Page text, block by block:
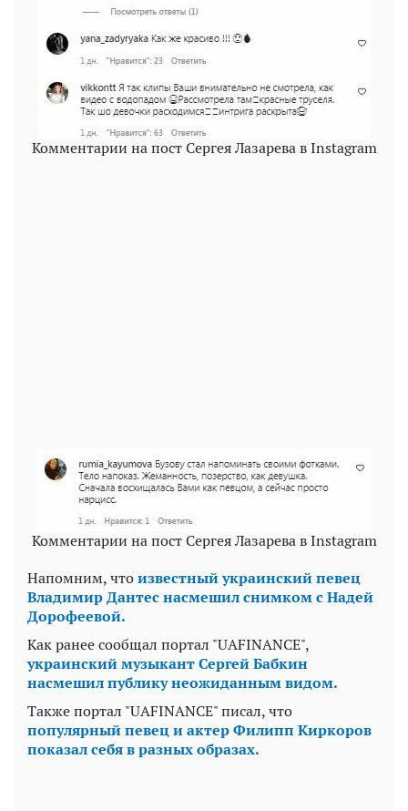
Комментарии на пост Сергея Лазарева в Instagram
Комментарии на пост Сергея Лазарева в Instagram
Напомним, чтоизвестный украинский певец
Владимир Дантес насмешил снимком с Надей
Дорофеевой.
Как ранее сообщал портал "UAFINANCE",
украинский музыкант Сергей Бабкин
насмешил публику неожиданным видом.
Также портал "UAFINANCE" писал, что
популярный певец и актер Филипп Киркоров
показал себя в разных образах.